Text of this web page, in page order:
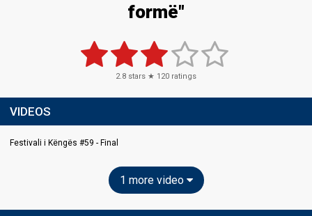
formë"
2.8 stars ★ 120 ratings
VIDEOS
Festivali i Këngës #59 - Final
1 more video